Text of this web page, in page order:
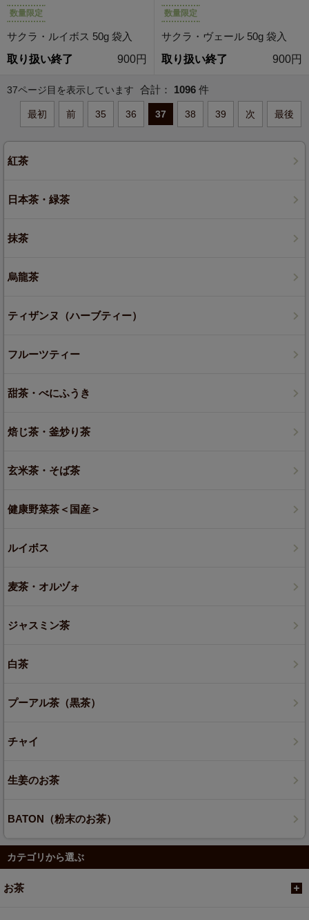
数量限定
サクラ・ルイボス 50g 袋入
取り扱い終了
900円
数量限定
サクラ・ヴェール 50g 袋入
取り扱い終了
900円
37ページ目を表示しています 合計： 1096 件
最初 前 35 36 37 38 39 次 最後
紅茶
日本茶・緑茶
抹茶
烏龍茶
ティザンヌ（ハーブティー）
フルーツティー
甜茶・べにふうき
焙じ茶・釜炒り茶
玄米茶・そば茶
健康野菜茶＜国産＞
ルイボス
麦茶・オルヅォ
ジャスミン茶
白茶
プーアル茶（黒茶）
チャイ
生姜のお茶
BATON（粉末のお茶）
カテゴリから選ぶ
お茶